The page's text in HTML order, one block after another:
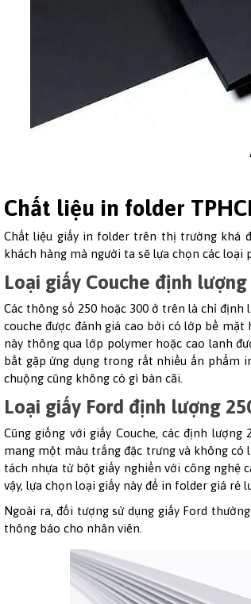
Chất liệu in folder
Chất liệu giấy in folder trên thị trường khá
khách hàng mà người ta sẽ lựa chọn các
Loại giấy Couche định lượng
Các thông số 250 hoặc 300 ở trên là chỉ định
couche được đánh giá cao bởi có lớp bề
này thông qua lớp polymer hoặc cao lanh
bắt gặp ứng dụng trong rất nhiều ấn phẩm
chuộng cũng không có gì bàn cãi.
Loại giấy Ford định lượng
Cũng giống với giấy Couche, các định
mang một màu trắng đặc trưng và không có
tách nhựa từ bột giấy nghiền với công nghệ
vậy, lựa chọn loại giấy này để in folder giá rẻ
Ngoài ra, đối tượng sử dụng giấy Ford
thông báo cho nhân viên.